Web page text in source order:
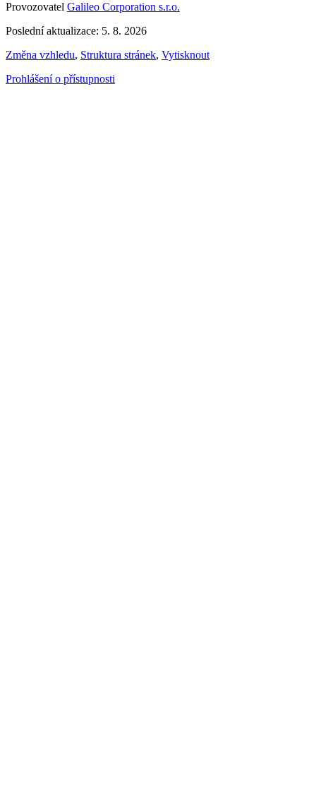
Provozovatel Galileo Corporation s.r.o.
Poslední aktualizace: 5. 8. 2026
Změna vzhledu, Struktura stránek, Vytisknout
Prohlášení o přístupnosti